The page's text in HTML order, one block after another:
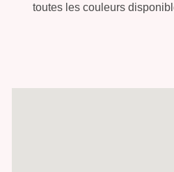
toutes les couleurs